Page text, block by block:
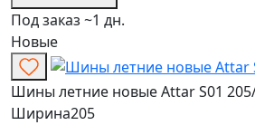
Под заказ ~1 дн.
Новые
Шины летние новые Attar S01
Ширина205